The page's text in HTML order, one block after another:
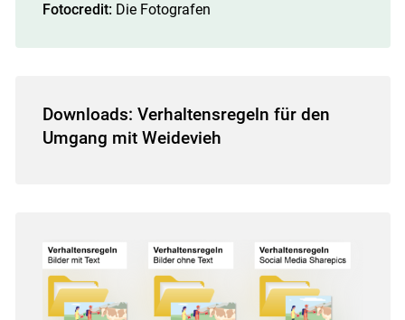
Fotocredit: Die Fotografen
Downloads: Verhaltensregeln für den
Umgang mit Weidevieh